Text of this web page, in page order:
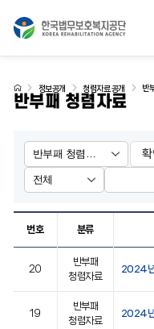
반부패 청렴자료
정보공개 청렴자료 공개 반
번호 분류
20
반부패
청렴자료
2024년
19
반부패
청렴자료